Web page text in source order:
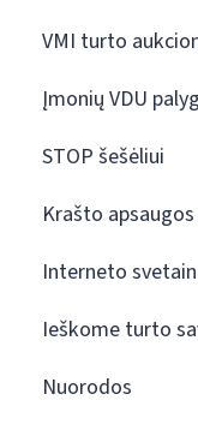
VMI turto
Įmonių VDU
STOP šešėliui
Krašto
Interneto
Ieškome turto
Nuorodos